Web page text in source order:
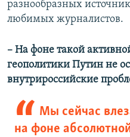
разнообразных
любимых журналистов.
– На фоне такой
геополитики Путин не
внутрироссийские
Мы сейчас
на фоне